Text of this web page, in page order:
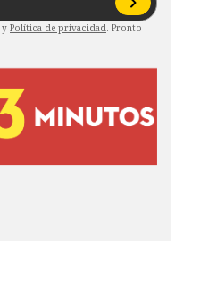
y Política de privacidad. Pronto